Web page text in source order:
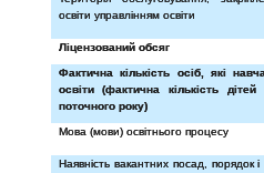
освіти управлінням освіти
Ліцензований обсяг
Фактична кількість осіб, які
освіти (фактична кількість
поточного року)
Мова (мови) освітнього процесу
Наявність вакантних посад, порядок